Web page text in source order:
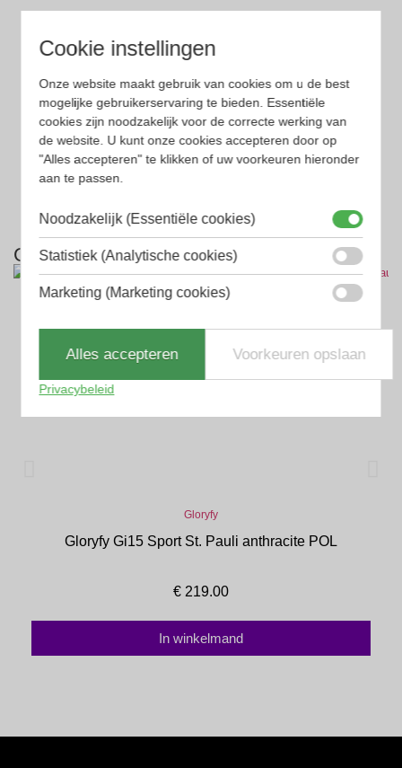
Montuur materiaal Kunststof
Lens materiaal Kunststof
Geschikt voor Dames, Heren
Gerelateerde producten
Gloryfy
Gloryfy Gi15 Sport St. Pauli anthracite POL
€ 219.00
In winkelmand
Cookie instellingen
Onze website maakt gebruik van cookies om u de best
mogelijke gebruikerservaring te bieden. Essentiële
cookies zijn noodzakelijk voor de correcte werking van
de website. U kunt onze cookies accepteren door op
"Alles accepteren" te klikken of uw voorkeuren hieronder
aan te passen.
Noodzakelijk (Essentiële cookies)
Statistiek (Analytische cookies)
Marketing (Marketing cookies)
Alles accepteren Voorkeuren opslaan
Privacybeleid